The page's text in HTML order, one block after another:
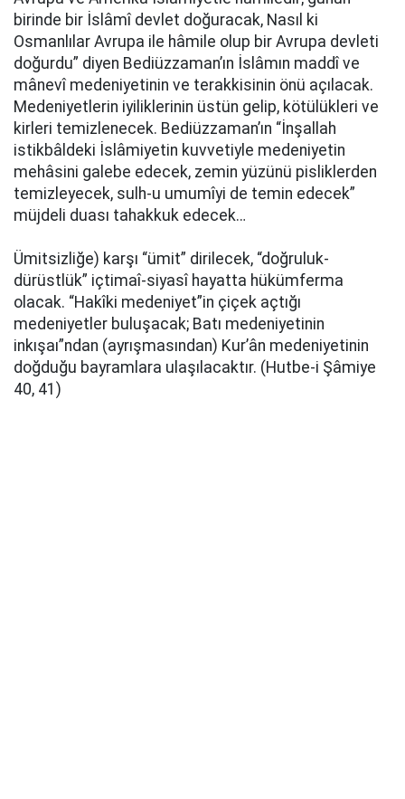
birinde bir İslâmî devlet doğuracak, Nasıl ki
Osmanlılar Avrupa ile hâmile olup bir Avrupa devleti
doğurdu” diyen Bediüzzaman’ın İslâmın maddî ve
mânevî medeniyetinin ve terakkisinin önü açılacak.
Medeniyetlerin iyiliklerinin üstün gelip, kötülükleri ve
kirleri temizlenecek. Bediüzzaman’ın “İnşallah
istikbâldeki İslâmiyetin kuvvetiyle medeniyetin
mehâsini galebe edecek, zemin yüzünü pisliklerden
temizleyecek, sulh-u umumîyi de temin edecek”
müjdeli duası tahakkuk edecek…
Ümitsizliğe) karşı “ümit” dirilecek, “doğruluk-
dürüstlük” içtimaî-siyasî hayatta hükümferma
olacak. “Hakîki medeniyet”in çiçek açtığı
medeniyetler buluşacak; Batı medeniyetinin
inkışaı”ndan (ayrışmasından) Kur’ân medeniyetinin
doğduğu bayramlara ulaşılacaktır. (Hutbe-i Şâmiye
40, 41)